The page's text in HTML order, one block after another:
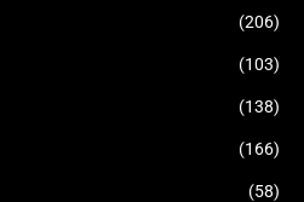
(206)
(103)
(138)
(166)
(58)